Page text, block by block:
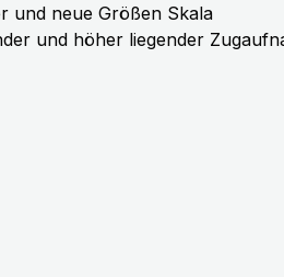
und neue Größen Skala
und höher liegender